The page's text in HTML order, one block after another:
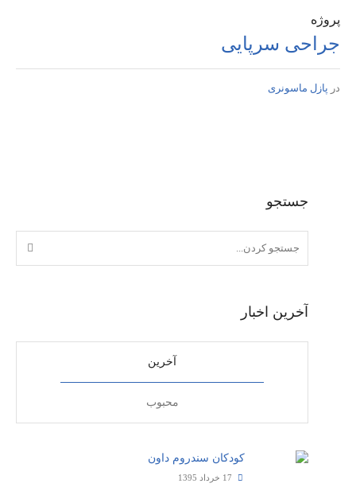
پروژه
جراحی سرپایی
در پازل ماسونری
جستجو
آخرین اخبار
آخرین
محبوب
کودکان سندروم داون
17 خرداد 1395